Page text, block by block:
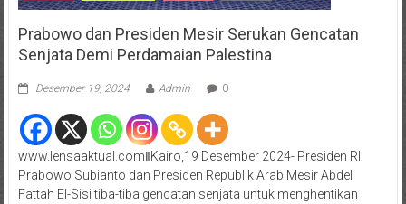
Prabowo dan Presiden Mesir Serukan Gencatan
Senjata Demi Perdamaian Palestina
Desember 19, 2024 Admin 0
www.lensaaktual.comǁKairo,19 Desember 2024- Presiden RI
Prabowo Subianto dan Presiden Republik Arab Mesir Abdel
Fattah El-Sisi tiba-tiba gencatan senjata untuk menghentikan